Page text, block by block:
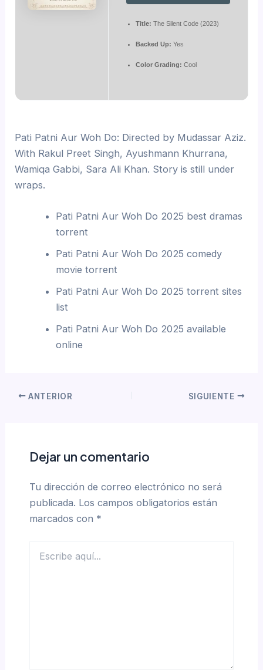
Title: The Silent Code (2023)
Backed Up: Yes
Color Grading: Cool
Pati Patni Aur Woh Do: Directed by Mudassar Aziz.
With Rakul Preet Singh, Ayushmann Khurrana,
Wamiqa Gabbi, Sara Ali Khan. Story is still under
wraps.
Pati Patni Aur Woh Do 2025 best dramas
torrent
Pati Patni Aur Woh Do 2025 comedy
movie torrent
Pati Patni Aur Woh Do 2025 torrent sites
list
Pati Patni Aur Woh Do 2025 available
online
ANTERIOR SIGUIENTE
Dejar un comentario
Tu dirección de correo electrónico no será
publicada. Los campos obligatorios están
marcados con *
aquí...